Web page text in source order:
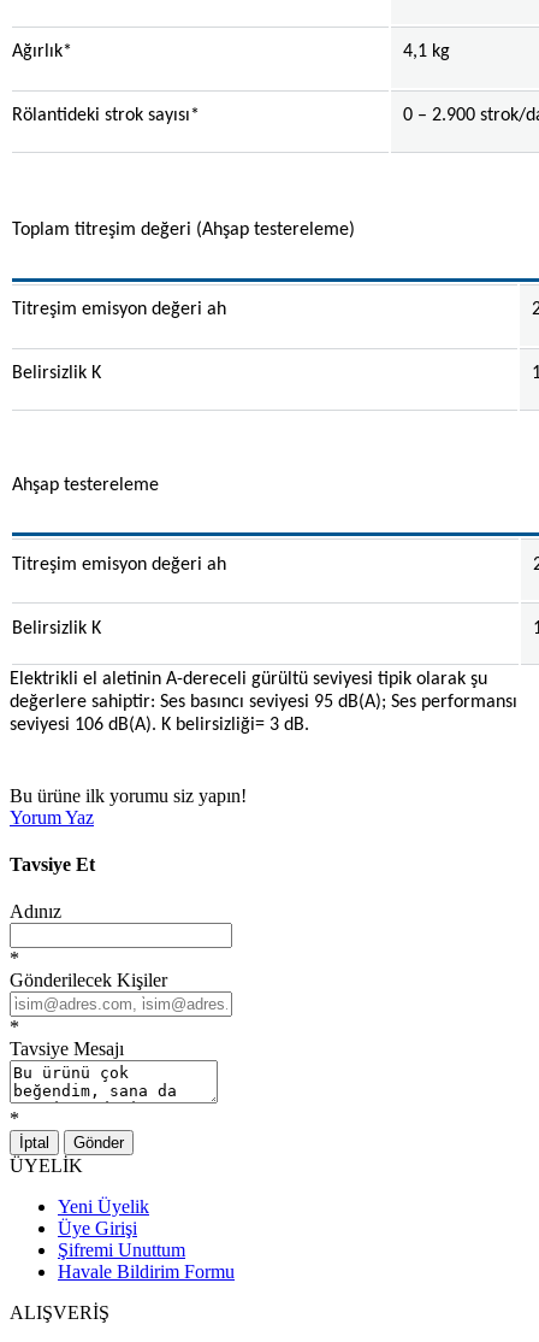
Ağırlık* 4,1 kg
Rölantideki strok sayısı* 0 – 2.900 strok/
Toplam titreşim değeri (Ahşap testereleme)
Titreşim emisyon değeri ah
Belirsizlik K
Ahşap testereleme
Titreşim emisyon değeri ah
Belirsizlik K
Elektrikli el aletinin A-dereceli gürültü seviyesi tipik olarak şu
değerlere sahiptir: Ses basıncı seviyesi 95 dB(A); Ses performansı
seviyesi 106 dB(A). K belirsizliği= 3 dB.
Bu ürüne ilk yorumu siz yapın!
Yorum Yaz
Tavsiye Et
Adınız
*
Gönderilecek Kişiler
*
Tavsiye Mesajı
*
İptal Gönder
ÜYELİK
Yeni Üyelik
Üye Girişi
Şifremi Unuttum
Havale Bildirim Formu
ALIŞVERİŞ